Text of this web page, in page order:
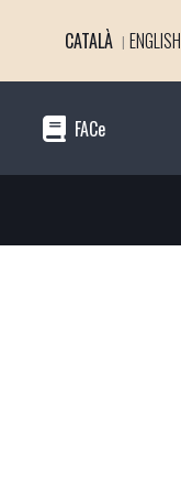
CATALÀ ENGLISH
FACe